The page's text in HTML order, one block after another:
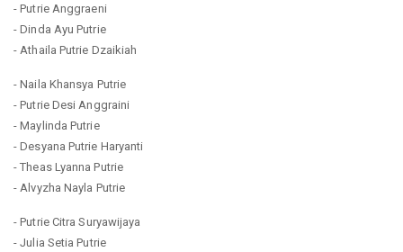
- Putrie Anggraeni
- Dinda Ayu Putrie
- Athaila Putrie Dzaikiah
- Naila Khansya Putrie
- Putrie Desi Anggraini
- Maylinda Putrie
- Desyana Putrie Haryanti
- Theas Lyanna Putrie
- Alvyzha Nayla Putrie
- Putrie Citra Suryawijaya
- Julia Setia Putrie